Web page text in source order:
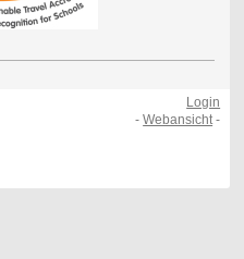
Login
-Webansicht-